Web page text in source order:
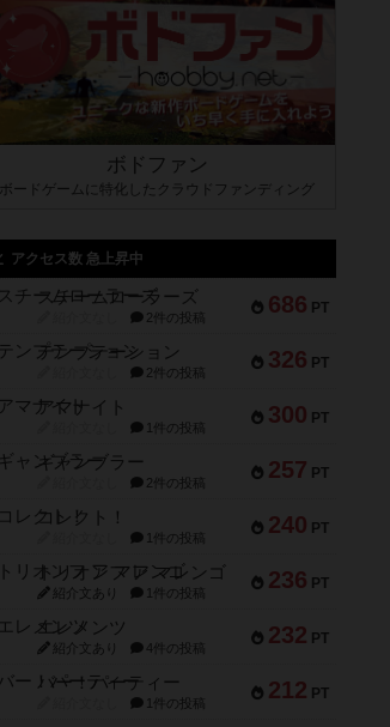
ボドファン
ボードゲームに特化したクラウドファンディング
アクセス数 急上昇中
686 PT
スチームローラーズ
2件の投稿
326 PT
テンプテーション
2件の投稿
300 PT
アマナイト
1件の投稿
257 PT
ギャンブラー
2件の投稿
240 PT
コレクト！
1件の投稿
236 PT
トリオンフ ア マレンゴ
紹介文あり 1件の投稿
232 PT
エレメンツ
紹介文あり 4件の投稿
212 PT
バー！パーティー
1件の投稿